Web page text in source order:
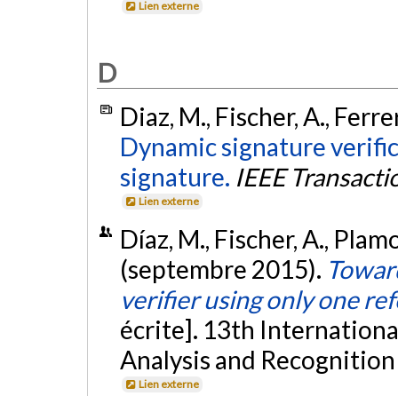
Lien externe
D
Diaz, M., Fischer, A.,
Dynamic signature
signature. IEEE
Lien externe
Díaz, M., Fischer, A.,
(septembre 2015).
verifier using only one
écrite]. 13th
Analysis and
Lien externe